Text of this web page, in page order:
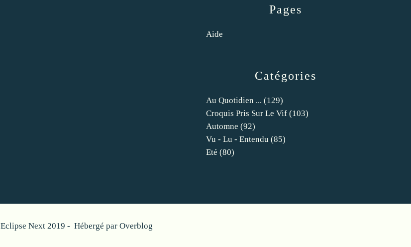
Catégories
Au Quotidien ... (129)
Croquis Pris Sur Le Vif (103)
Automne (92)
Vu - Lu - Entendu (85)
Eté (80)
Pages
Aide
Eclipse Next 2019 - Hébergé par Overblog